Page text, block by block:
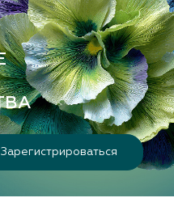
Зарегистрироваться